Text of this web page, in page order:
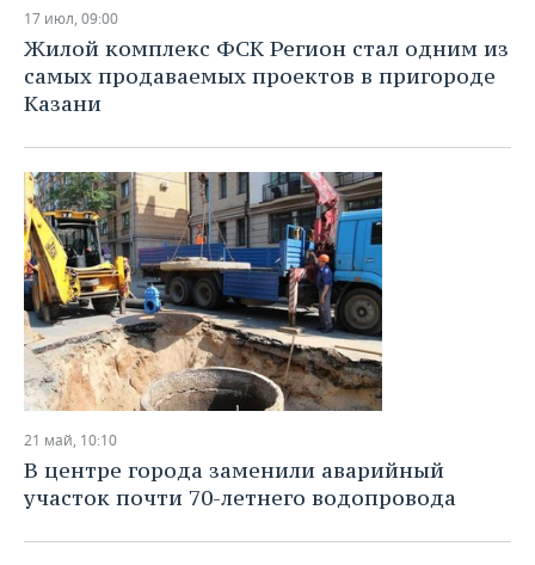
НЕФТЕХИМИЯ
НЕФТЬ
ОПК
ЭНЕРГЕТИКА
РОЗНИЧНАЯ ТОРГОВЛЯ
ТРАНСПОРТ
УСЛУГИ
НОВОСТИ ТЕХНОЛОГИЙ
IT
МЕДИА
ТЕЛЕКОММУНИКАЦИИ
МЕРОПРИЯТИЯ
НОВОСТИ МЕРОПРИЯТИЙ
ВЫЕЗДНАЯ РЕДАКЦИЯ
БИЗНЕС-БРАНЧИ
ONLINE-КОНФЕРЕНЦИИ
ОТКРЫТАЯ ЛЕКЦИЯ
СПОРТ
НОВОСТИ СПОРТА
ФУТБОЛ
ХОККЕЙ
БАСКЕТБОЛ
ВОЛЕЙБОЛ
КИБЕРСПОРТ
ФИГУРНОЕ КАТАНИЕ
ВОДНЫЕ ВИДЫ СПОРТА
ОБЩЕСТВО
НОВОСТИ ОБЩЕСТВА
ВЛАСТЬ
ИНФРАСТРУКТУРА
ИСТОРИЯ
КУЛЬТУРА
МЕДИЦИНА
ОБРАЗОВАНИЕ
ФОТОГАЛЕРЕЯ
СЮЖЕТЫ
СПРАВОЧНИК
СПИСОК ПЕРСОН
СПИСОК КОМПАНИЙ
ПОЛНАЯ ВЕРСИЯ
17 июл, 09:00
Жилой комплекс ФСК Регион стал одним из
самых продаваемых проектов в пригороде
Казани
21 май, 10:10
В центре города заменили аварийный
участок почти 70-летнего водопровода